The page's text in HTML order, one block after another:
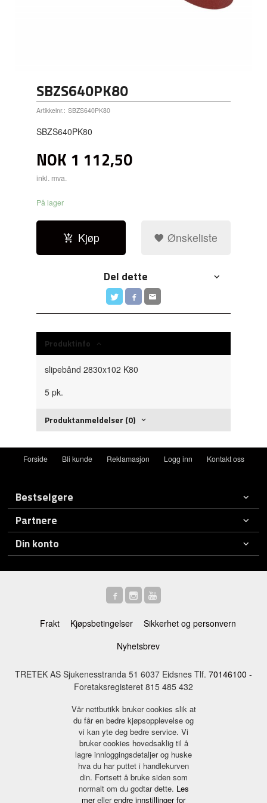
SBZS640PK80
Artikkelnr.: SBZS640PK80
SBZS640PK80
NOK 1 112,50
inkl. mva.
På lager
Kjøp Ønskeliste
Del dette
Produktinfo
slipebånd 2830x102 K80
5 pk.
Produktanmeldelser (0)
Forside Bli kunde Reklamasjon Logg inn Kontakt oss
Bestselgere
Partnere
Din konto
Frakt Kjøpsbetingelser
Sikkerhet og personvern
Nyhetsbrev
TRETEK AS Sjukenesstranda 51 6037 Eidsnes Tlf. 70146100 -
Foretaksregisteret 815 485 432
Vår nettbutikk bruker cookies slik at
du får en bedre kjøpsopplevelse og
vi kan yte deg bedre service. Vi
bruker cookies hovedsaklig til å
lagre innloggingsdetaljer og huske
hva du har puttet i handlekurven
din. Fortsett å bruke siden som
normalt om du godtar dette. Les
merellerendre innstillinger for